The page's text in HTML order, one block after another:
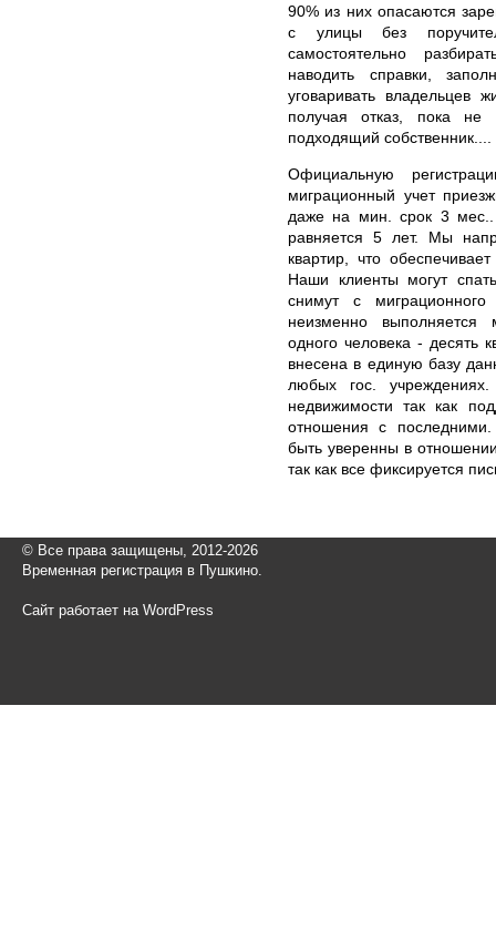
90% из них опасаются
с улицы без
самостоятельно
наводить справки,
уговаривать владельцев
получая отказ, пока
подходящий
Официальную
миграционный учет
даже на мин. срок 3 мес..
равняется 5 лет. Мы
квартир, что
Наши клиенты могут
снимут с миграционного
неизменно
одного человека - десять
внесена в единую базу
любых гос.
недвижимости так как
отношения с
быть уверенны в
так как все фиксируется
© Все права защищены, 2012-2026
Временная регистрация в Пушкино.
Сайт работает на WordPress